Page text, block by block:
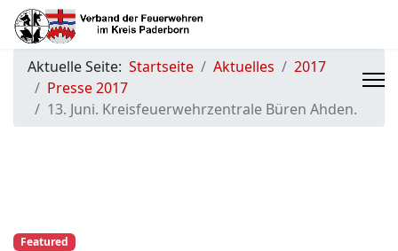
Aktuelle Seite: Startseite Aktuelles
2017
Presse 2017
13. Juni. Kreisfeuerwehrzentrale Büren Ahden.
Featured